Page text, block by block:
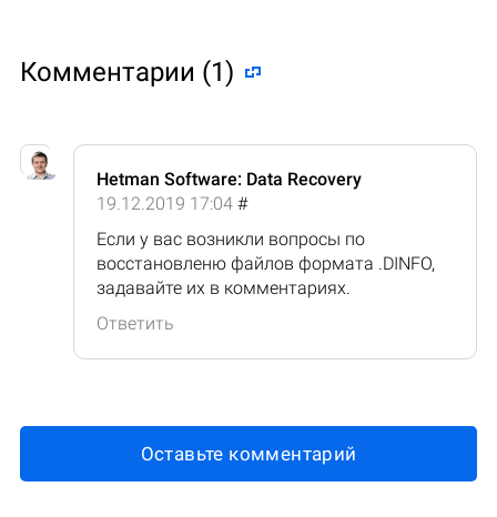
Комментарии (1)
Hetman Software: Data Recovery
19.12.2019 17:04 #
Если у вас возникли вопросы по
восстановленю файлов формата .DINFO,
задавайте их в комментариях.
Ответить
Оставьте комментарий